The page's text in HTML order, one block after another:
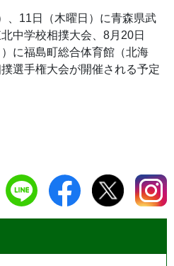
、11日（木曜日）に青森県武
中学校相撲大会、8月20日
に福島町総合体育館（北海
選手権大会が開催される予定